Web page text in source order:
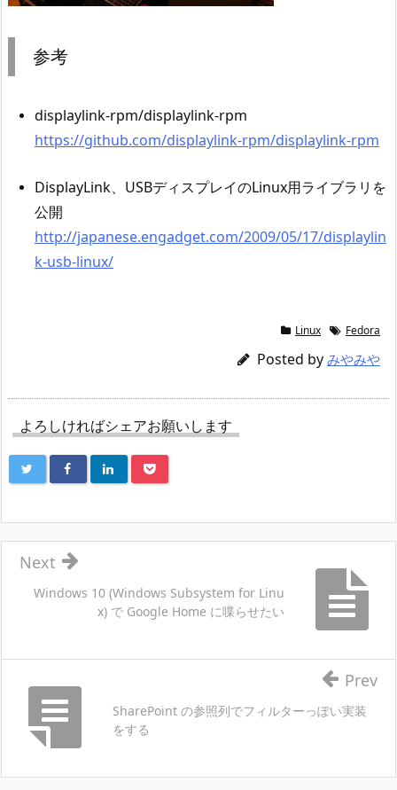
参考
displaylink-rpm/displaylink-rpm
https://github.com/displaylink-rpm/displaylink-rpm
DisplayLink、USBディスプレイのLinux用ライブラリを
公開
http://japanese.engadget.com/2009/05/17/displaylin
k-usb-linux/
Linux Fedora
Posted by みやみや
よろしければシェアお願いします
Windows 10 (Windows Subsystem for Linu
x) で Google Home に喋らせたい
Next
SharePoint の参照列でフィルターっぽい実装
をする
Prev